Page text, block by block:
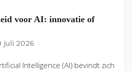
voor AI: innovatie of
juli 2026
Intelligence (AI) bevindt zich